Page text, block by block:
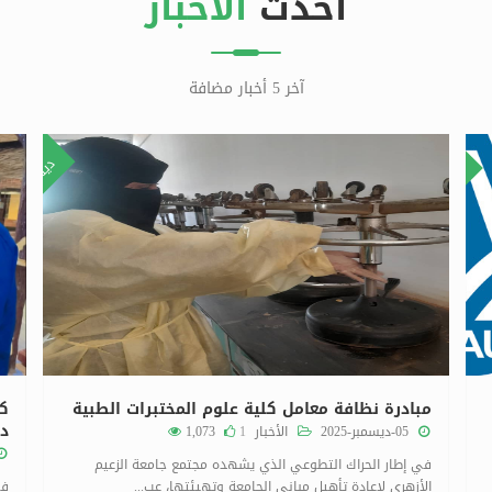
آخر 5 أخبار مضافة
يناير
٥ديسمبر
مبادرة نظافة معامل كلية علوم المختبرات الطبية
الأخبار 1
1,073
في إطار الحراك التطوعي الذي يشهده مجتمع جامعة الزعيم
الأزهري لإعادة تأهيل مباني الجامعة وتهيئتها، عب...